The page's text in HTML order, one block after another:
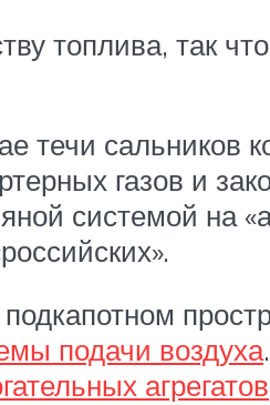
топлива, так
сальников
газов и
системой на
подачи воздуха
агрегатов